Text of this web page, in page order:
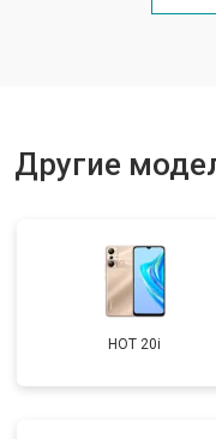
Ремонт цепи питания
Другие
HOT 20i